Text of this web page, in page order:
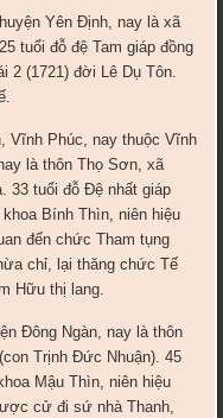
Yên Định, nay là xã
tuổi đỗ đệ Tam giáp đồng
2 (1721) đời Lê Dụ Tôn.
Vĩnh Phúc, nay thuộc Vĩnh
là thôn Thọ Sơn, xã
33 tuổi đỗ Đệ nhất giáp
Bính Thìn, niên hiệu
đến chức Tham tụng
chỉ, lại thăng chức Tế
Hữu thị lang.
Đông Ngàn, nay là thôn
Trịnh Đức Nhuận). 45
Mậu Thìn, niên hiệu
cử đi sứ nhà Thanh,